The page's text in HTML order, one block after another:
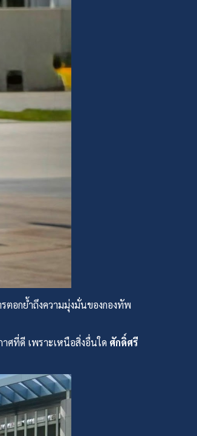
ตอกย้ำถึงความมุ่งมั่นของกองทัพ
ศที่ดี เพราะเหนือสิ่งอื่นใด ศักดิ์ศรี